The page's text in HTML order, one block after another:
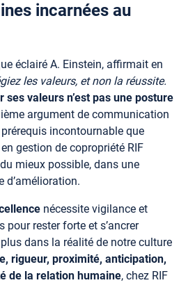
incarnées au
éclairé A. Einstein, affirmait en
les valeurs, et non la réussite.
ses valeurs n’est pas une posture
argument de communication
prérequis incontournable que
gestion de copropriété RIF
mieux possible, dans une
d’amélioration.
nécessite vigilance et
pour rester forte et s’ancrer
dans la réalité de notre culture
rigueur, proximité, anticipation,
de la relation humaine, chez RIF